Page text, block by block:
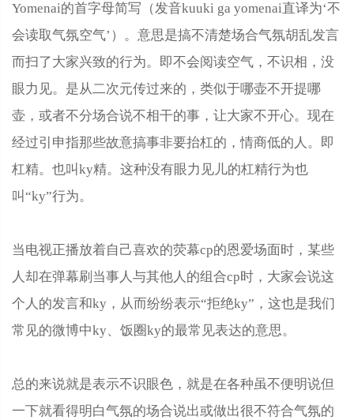
Yomenai的首字母简写（发音kuuki ga yomenai直译为‘不
会读取气氛空气’）。意思是搞不清楚场合气氛胡乱发言
而扫了大家兴致的行为。即不会阅读空气，不识相，没
眼力见。是从二次元传过来的，类似于哪壶不开提哪
壶，或者不分场合说不相干的事，让大家不开心。现在
经过引申指那些故意搞事非要抬杠的，情商低的人。即
杠精。也叫ky精。这种没有眼力见儿的杠精行为也
叫“ky”行为。
当电视正播放着自己喜欢的荧幕cp的恩爱场面时，某些
人却在弹幕刷当事人与其他人的组合cp时，大家会说这
个人的发言和ky，从而纷纷表示“拒绝ky”，这也是我们
常见的微博中ky、饭圈ky的最常见表达的意思。
总的来说就是表示不识眼色，就是在各种虽不便明说但
一下就看得明白气氛的场合说出或做出很不符合气氛的